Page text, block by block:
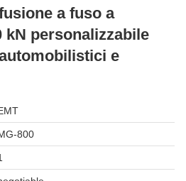
a fuso a
kN personalizzabile
e
800